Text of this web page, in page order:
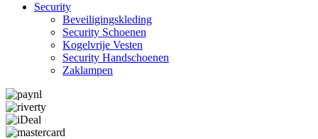
Security
Beveiligings­­kleding
Security Schoenen
Kogelvrije Vesten
Security Hand­­schoenen
Zaklampen